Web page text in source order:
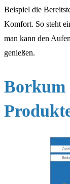
Beispiel die
Komfort. So steht
man kann den
genießen.
Borkum